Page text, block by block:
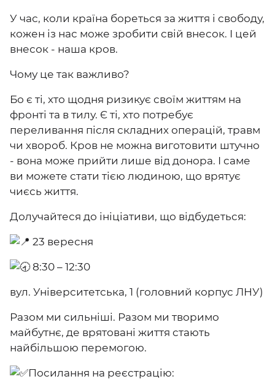
У час, коли країна бореться за життя і свободу,
кожен із нас може зробити свій внесок. І цей
внесок - наша кров.
Чому це так важливо?
Бо є ті, хто щодня ризикує своїм життям на
фронті та в тилу. Є ті, хто потребує
переливання після складних операцій, травм
чи хвороб. Кров не можна виготовити штучно
- вона може прийти лише від донора. І саме
ви можете стати тією людиною, що врятує
чиєсь життя.
Долучайтеся до ініціативи, що відбудеться:
23 вересня
8:30 – 12:30
вул. Університетська, 1 (головний корпус ЛНУ)
Разом ми сильніші. Разом ми творимо
майбутнє, де врятовані життя стають
найбільшою перемогою.
Посилання на реєстрацію: